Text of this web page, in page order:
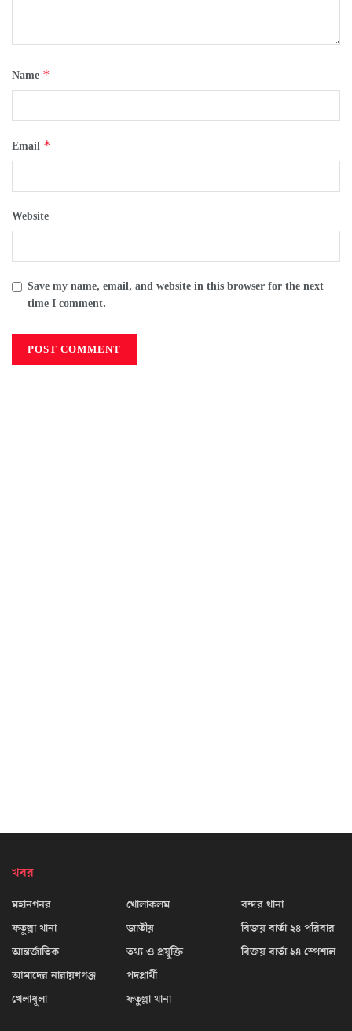
Name *
Email *
Website
Save my name, email, and website in this browser for the next
time I comment.
খবর
মহানগনর
ফতুল্লা থানা
আন্তর্জাতিক
আমাদের নারায়ণগঞ্জ
খেলাধূলা
খোলাকলম
জাতীয়
তথ্য ও প্রযুক্তি
পদপ্রার্থী
ফতুল্লা থানা
বন্দর থানা
বিজয় বার্তা ২৪ পরিবার
বিজয় বার্তা ২৪ স্পেশাল